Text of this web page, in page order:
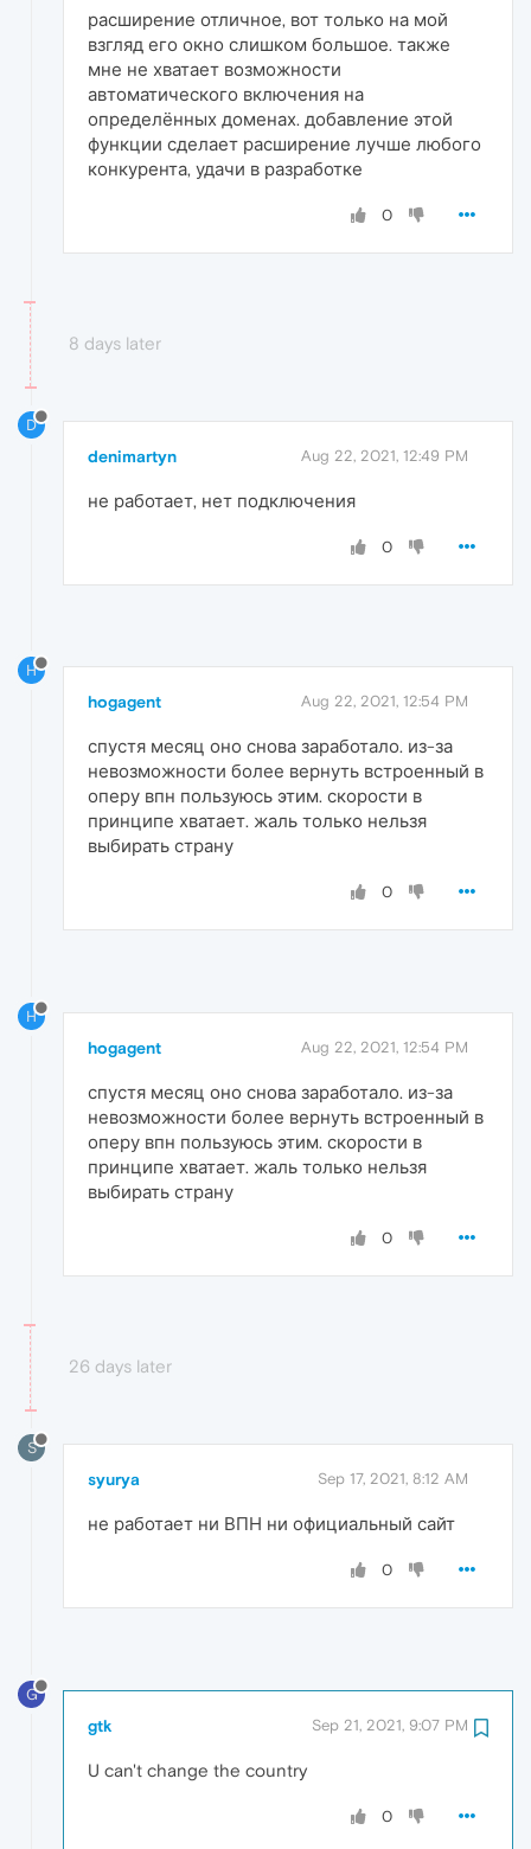
расширение отличное, вот только на мой
взгляд его окно слишком большое. также
мне не хватает возможности
автоматического включения на
определённых доменах. добавление этой
функции сделает расширение лучше любого
конкурента, удачи в разработке
0
8 days later
D
denimartyn Aug 22, 2021, 12:49 PM
не работает, нет подключения
0
H
hogagent Aug 22, 2021, 12:54 PM
спустя месяц оно снова заработало. из-за
невозможности более вернуть встроенный в
оперу впн пользуюсь этим. скорости в
принципе хватает. жаль только нельзя
выбирать страну
0
H
hogagent Aug 22, 2021, 12:54 PM
спустя месяц оно снова заработало. из-за
невозможности более вернуть встроенный в
оперу впн пользуюсь этим. скорости в
принципе хватает. жаль только нельзя
выбирать страну
0
26 days later
S
syurya Sep 17, 2021, 8:12 AM
не работает ни ВПН ни официальный сайт
0
G
gtk Sep 21, 2021, 9:07 PM
U can't change the country
0